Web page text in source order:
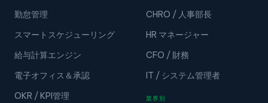
勤怠管理
スマートスケジューリング
給与計算エンジン
電子オフィス＆承認
OKR / KPI管理
CHRO / 人事部長
HR マネージャー
CFO / 財務
IT / システム管理者
業界別